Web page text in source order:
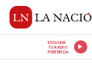
ESCUCHÁ
TU RADIO
PREFERIDA